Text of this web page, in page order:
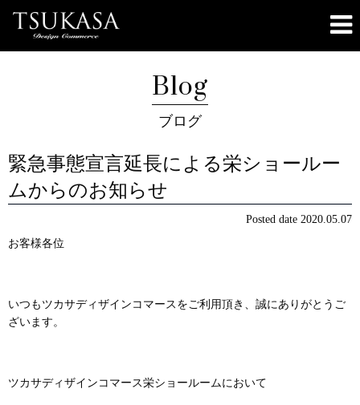
Blog
ブログ
緊急事態宣言延長による栄ショールー
ムからのお知らせ
Posted date 2020.05.07
お客様各位
いつもツカサディザインコマースをご利用頂き、誠にありがとうご
ざいます。
ツカサディザインコマース栄ショールームにおいて